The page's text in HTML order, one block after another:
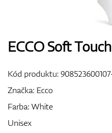
ECCO Soft
Kód produktu:
Značka: Ecco
Farba: White
Unisex